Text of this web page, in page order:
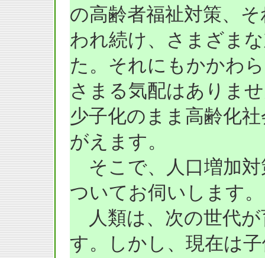
の高齢者福祉対策、
われ続け、さまざま
た。それにもかかわ
さまる気配はありま
少子化のまま高齢化
がえます。
そこで、人口増加対
ついてお伺いします。
人類は、次の世代が
す。しかし、現在は